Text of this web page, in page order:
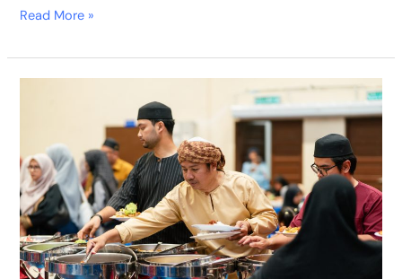
Read More »
Perdana
Kakitangan
MTNP